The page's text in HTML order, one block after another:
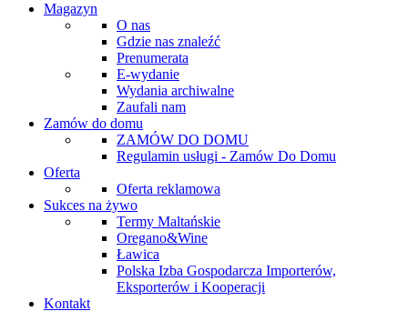
Magazyn
O nas
Gdzie nas znaleźć
Prenumerata
E-wydanie
Wydania archiwalne
Zaufali nam
Zamów do domu
ZAMÓW DO DOMU
Regulamin usługi - Zamów Do Domu
Oferta
Oferta reklamowa
Sukces na żywo
Termy Maltańskie
Oregano&Wine
Ławica
Polska Izba Gospodarcza Importerów,
Eksporterów i Kooperacji
Kontakt